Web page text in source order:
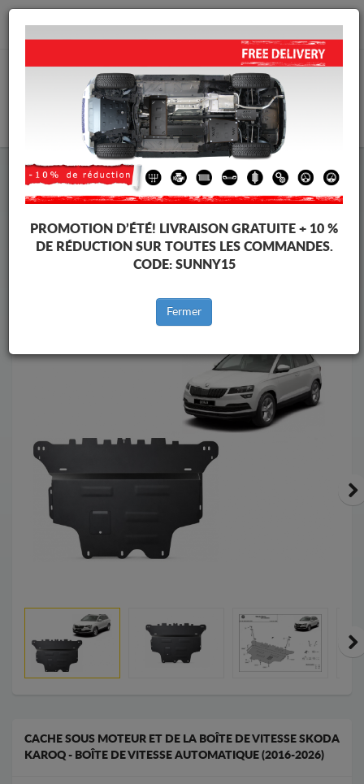
info@cachesousmoteur.fr
Cache Sous Moteur Skoda
Cache Sous Moteur Skoda Karoq
Marques
CACHE SOUS MOTEUR ET DE LA BOÎTE DE VITESSE SKODA
KAROQ - BOÎTE DE VITESSE AUTOMATIQUE (2016-2026)
PROMOTION D’ÉTÉ! LIVRAISON GRATUITE + 10 %
DE RÉDUCTION SUR TOUTES LES COMMANDES.
CODE: SUNNY15
Fermer